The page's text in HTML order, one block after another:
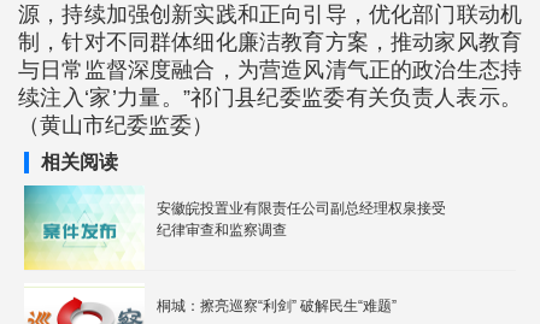
源，持续加强创新实践和正向引导，优化部门联动机
制，针对不同群体细化廉洁教育方案，推动家风教育
与日常监督深度融合，为营造风清气正的政治生态持
续注入‘家’力量。”祁门县纪委监委有关负责人表示。
（黄山市纪委监委）
相关阅读
安徽皖投置业有限责任公司副总经理权泉接受
纪律审查和监察调查
桐城：擦亮巡察“利剑” 破解民生“难题”